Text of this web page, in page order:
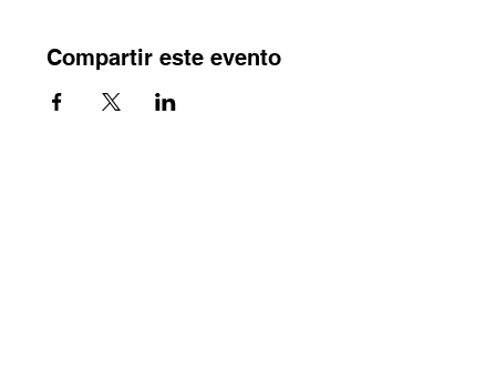
Compartir este evento